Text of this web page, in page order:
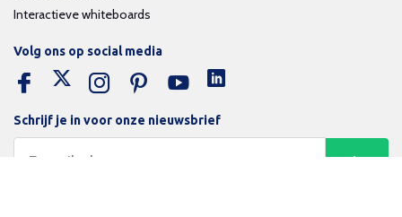
Interactieve whiteboards
Schrijf je in voor onze nieuwsbrief
Volg ons op social media